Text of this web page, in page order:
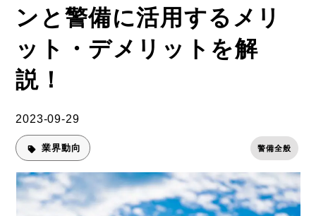
ンと警備に活用するメリ
ット・デメリットを解
説！
2023-09-29
業界動向 警備全般